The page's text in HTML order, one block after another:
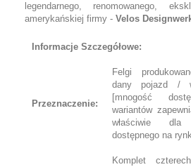
legendarnego, renomowanego,
amerykańskiej firmy - Velos
Informacje Szczegółowe:
Przeznaczenie:
Felgi
dany pojazd /
[mnogość
wariantów
właściwie
dostępnego na
Komplet